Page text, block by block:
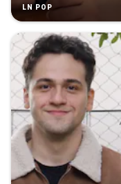
LN POP